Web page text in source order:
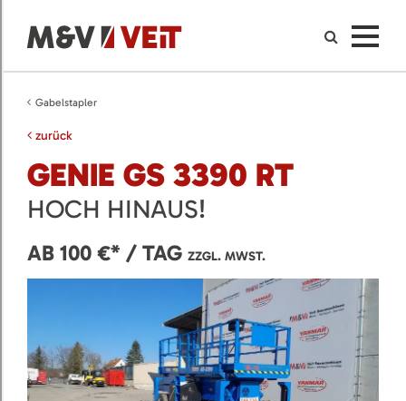
Gabelstapler
zurück
GENIE GS 3390 RT
HOCH HINAUS!
AB 100 €* / TAG ZZGL. MWST.